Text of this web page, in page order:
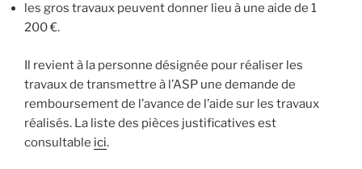
les gros travaux peuvent donner lieu à une aide de 1
200 €.
Il revient à la personne désignée pour réaliser les
travaux de transmettre à l’ASP une demande de
remboursement de l’avance de l’aide sur les travaux
réalisés. La liste des pièces justificatives est
consultable ici.